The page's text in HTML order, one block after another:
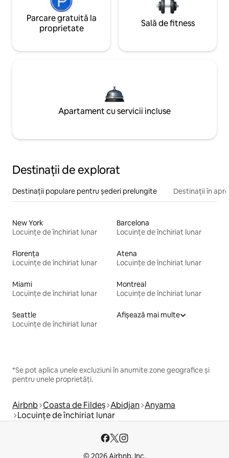
Parcare gratuită la
proprietate
Sală de fitness
Apartament cu servicii incluse
Destinații de explorat
Destinații populare pentru șederi prelungite Destinații în
New York
Locuințe de închiriat lunar
Barcelona
Locuințe de închiriat lunar
Florența
Locuințe de închiriat lunar
Atena
Locuințe de închiriat lunar
Miami
Locuințe de închiriat lunar
Montreal
Locuințe de închiriat lunar
Seattle
Locuințe de închiriat lunar
Afișează mai multe
*Se pot aplica unele excluziuni în anumite zone geografice și
pentru unele proprietăți.
Airbnb Coasta de Fildeș Abidjan Anyama
Locuințe de închiriat lunar
© 2026 Airbnb, Inc.